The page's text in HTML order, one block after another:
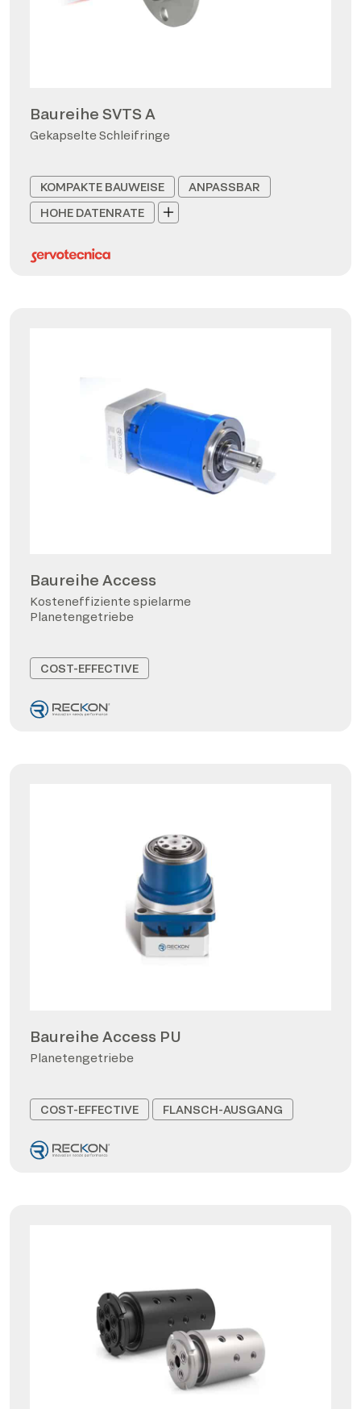
Baureihe SVTS A
Gekapselte Schleifringe
KOMPAKTE BAUWEISE
ANPASSBAR
HOHE DATENRATE
Baureihe Access
Kosteneffiziente spielarme
Planetengetriebe
COST-EFFECTIVE
Baureihe Access PU
Planetengetriebe
COST-EFFECTIVE FLANSCH-AUSGANG